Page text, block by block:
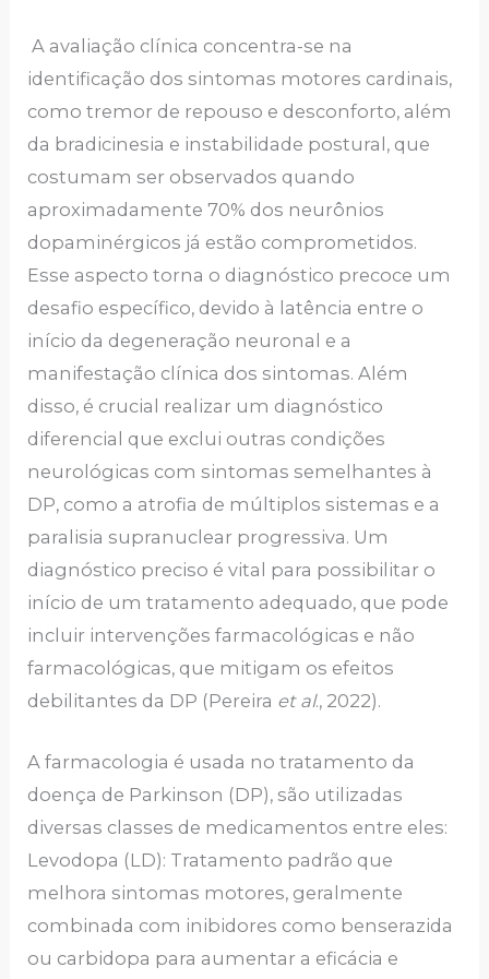
A avaliação clínica concentra-se na
identificação dos sintomas motores cardinais,
como tremor de repouso e desconforto, além
da bradicinesia e instabilidade postural, que
costumam ser observados quando
aproximadamente 70% dos neurônios
dopaminérgicos já estão comprometidos.
Esse aspecto torna o diagnóstico precoce um
desafio específico, devido à latência entre o
início da degeneração neuronal e a
manifestação clínica dos sintomas. Além
disso, é crucial realizar um diagnóstico
diferencial que exclui outras condições
neurológicas com sintomas semelhantes à
DP, como a atrofia de múltiplos sistemas e a
paralisia supranuclear progressiva. Um
diagnóstico preciso é vital para possibilitar o
início de um tratamento adequado, que pode
incluir intervenções farmacológicas e não
farmacológicas, que mitigam os efeitos
debilitantes da DP (Pereira et al., 2022).
A farmacologia é usada no tratamento da
doença de Parkinson (DP), são utilizadas
diversas classes de medicamentos entre eles:
Levodopa (LD): Tratamento padrão que
melhora sintomas motores, geralmente
combinada com inibidores como benserazida
ou carbidopa para aumentar a eficácia e